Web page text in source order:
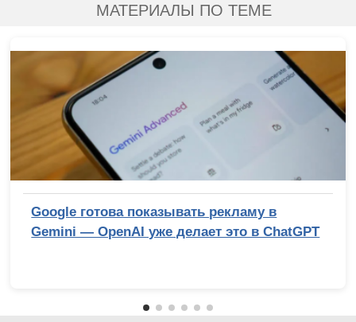
МАТЕРИАЛЫ ПО ТЕМЕ
Google готова показывать рекламу в
Gemini — OpenAI уже делает это в ChatGPT